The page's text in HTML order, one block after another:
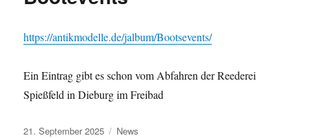
https://antikmodelle.de/jalbum/Bootsevents/
Ein Eintrag gibt es schon vom Abfahren der Reederei
Spießfeld in Dieburg im Freibad
Veröffentlicht
21. September 2025 Kategorien
News